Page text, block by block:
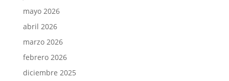
mayo 2026
abril 2026
marzo 2026
febrero 2026
diciembre 2025